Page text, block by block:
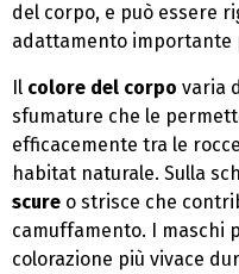
del corpo, e può essere
adattamento importante
Il colore del corpo varia
sfumature che le
efficacemente tra le
habitat naturale. Sulla
scure o strisce che
camuffamento. I maschi
colorazione più vivace